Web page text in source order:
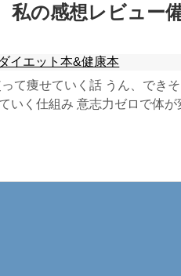
の感想レビュー
ダイエット本&健康本
て痩せていく話 うん、でき
いく仕組み 意志力ゼロで体が